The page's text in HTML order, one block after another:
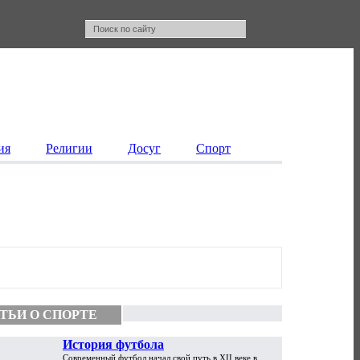
Религии Досуг Спорт
О СПОРТЕ
История футбола
Современный футбол начал свой путь в XII веке в